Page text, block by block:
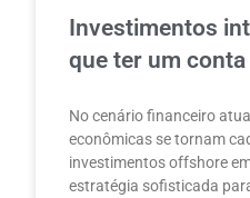
Investimentos
que ter um
No cenário financeiro
econômicas se tornam
investimentos offshore
estratégia sofisticada